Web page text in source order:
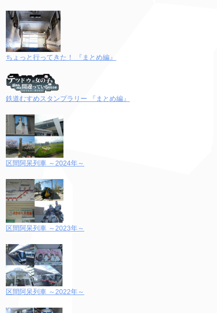
ちょっと行ってきた！ 『まとめ編』
鉄道むすめスタンプラリー 『まとめ編』
区間阿呆列車 ～2024年～
区間阿呆列車 ～2023年～
区間阿呆列車 ～2022年～